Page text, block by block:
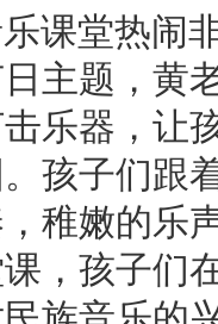
课堂热闹
主题，黄
乐器，让
孩子们跟
稚嫩的乐
，孩子们